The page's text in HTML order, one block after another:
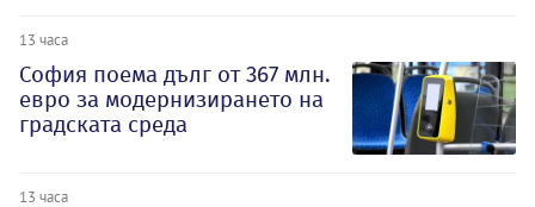
13 часа
София поема дълг от 367 млн.
евро за модернизирането на
градската среда
13 часа